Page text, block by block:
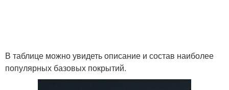
В таблице можно увидеть описание и состав наиболее
популярных базовых покрытий.